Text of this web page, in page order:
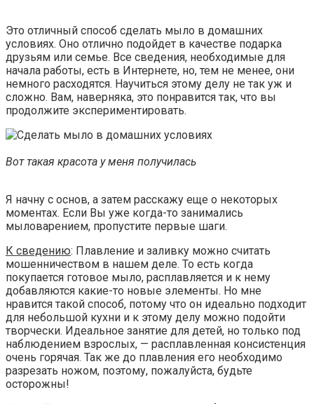
Это отличный способ сделать мыло в домашних
условиях. Оно отлично подойдет в качестве подарка
друзьям или семье. Все сведения, необходимые для
начала работы, есть в Интернете, но, тем не менее, они
немного расходятся. Научиться этому делу не так уж и
сложно. Вам, наверняка, это понравится так, что вы
продолжите экспериментировать.
Вот такая красота у меня получилась
Я начну с основ, а затем расскажу еще о некоторых
моментах. Если Вы уже когда-то занимались
мыловарением, пропустите первые шаги.
К сведению: Плавление и заливку можно считать
мошенничеством в нашем деле. То есть когда
покупается готовое мыло, расплавляется и к нему
добавляются какие-то новые элементы. Но мне
нравится такой способ, потому что он идеально подходит
для небольшой кухни и к этому делу можно подойти
творчески. Идеальное занятие для детей, но только под
наблюдением взрослых, — расплавленная консистенция
очень горячая. Так же до плавления его необходимо
разрезать ножом, поэтому, пожалуйста, будьте
осторожны!